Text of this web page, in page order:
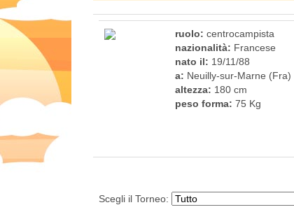
ruolo: centrocampista
nazionalità: Francese
nato il: 19/11/88
a: Neuilly-sur-Marne (Fra)
altezza: 180 cm
peso forma: 75 Kg
Scegli il Torneo: